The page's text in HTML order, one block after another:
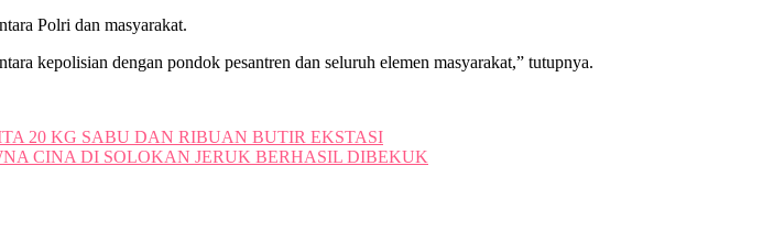
Polri dan masyarakat.
kepolisian dengan pondok pesantren dan seluruh elemen masyarakat,” tutupnya.
20 KG SABU DAN RIBUAN BUTIR EKSTASI
CINA DI SOLOKAN JERUK BERHASIL DIBEKUK